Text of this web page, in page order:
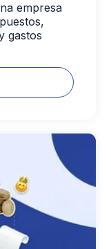
empresa
gastos